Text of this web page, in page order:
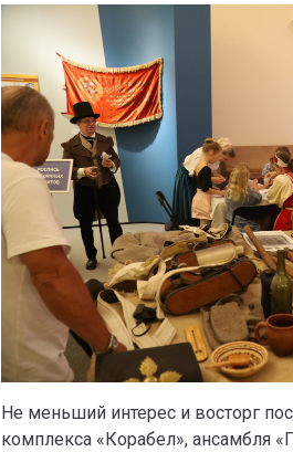
Не меньший интерес и восторг
комплекса «Корабел», ансамбля